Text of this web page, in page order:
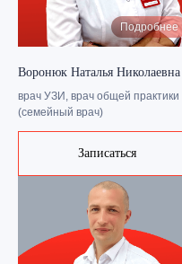
Подробнее
Воронюк Наталья Николаевна
врач УЗИ, врач общей практики
(семейный врач)
Записаться